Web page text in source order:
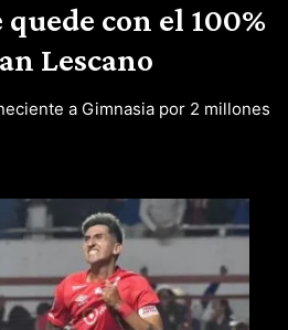
con el 100%
Lescano
a Gimnasia por 2 millones